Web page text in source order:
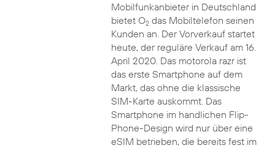
Mobilfunkanbieter in Deutschland
bietet O2das Mobiltelefon seinen
Kunden an. Der Vorverkauf startet
heute, der reguläre Verkauf am 16.
April 2020. Das motorola razr ist
das erste Smartphone auf dem
Markt, das ohne die klassische
SIM-Karte auskommt. Das
Smartphone im handlichen Flip-
Phone-Design wird nur über eine
eSIM betrieben, die bereits fest im